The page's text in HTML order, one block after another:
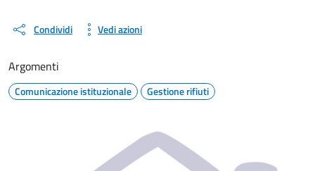
Condividi Vedi azioni
Argomenti
Comunicazione istituzionale Gestione rifiuti